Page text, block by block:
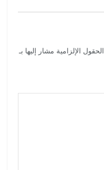
الحقول الإلزامية مشار إليها بـ